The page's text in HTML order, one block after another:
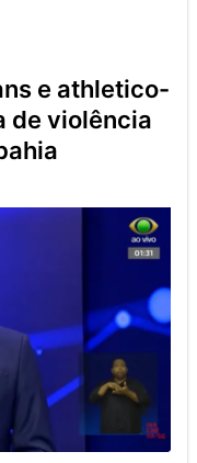
de violência